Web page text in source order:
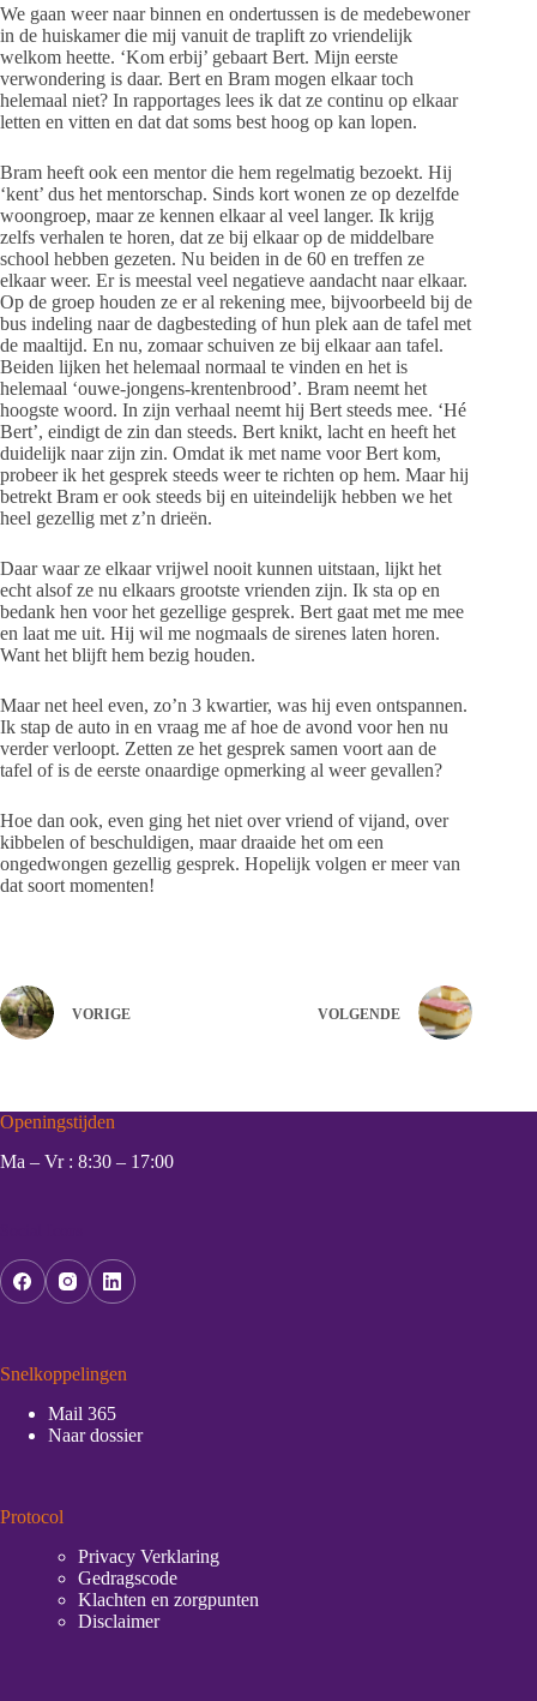
We gaan weer naar binnen en ondertussen is de medebewoner
in de huiskamer die mij vanuit de traplift zo vriendelijk
welkom heette. ‘Kom erbij’ gebaart Bert. Mijn eerste
verwondering is daar. Bert en Bram mogen elkaar toch
helemaal niet? In rapportages lees ik dat ze continu op elkaar
letten en vitten en dat dat soms best hoog op kan lopen.
Bram heeft ook een mentor die hem regelmatig bezoekt. Hij
‘kent’ dus het mentorschap. Sinds kort wonen ze op dezelfde
woongroep, maar ze kennen elkaar al veel langer. Ik krijg
zelfs verhalen te horen, dat ze bij elkaar op de middelbare
school hebben gezeten. Nu beiden in de 60 en treffen ze
elkaar weer. Er is meestal veel negatieve aandacht naar elkaar.
Op de groep houden ze er al rekening mee, bijvoorbeeld bij de
bus indeling naar de dagbesteding of hun plek aan de tafel met
de maaltijd. En nu, zomaar schuiven ze bij elkaar aan tafel.
Beiden lijken het helemaal normaal te vinden en het is
helemaal ‘ouwe-jongens-krentenbrood’. Bram neemt het
hoogste woord. In zijn verhaal neemt hij Bert steeds mee. ‘Hé
Bert’, eindigt de zin dan steeds. Bert knikt, lacht en heeft het
duidelijk naar zijn zin. Omdat ik met name voor Bert kom,
probeer ik het gesprek steeds weer te richten op hem. Maar hij
betrekt Bram er ook steeds bij en uiteindelijk hebben we het
heel gezellig met z’n drieën.
Daar waar ze elkaar vrijwel nooit kunnen uitstaan, lijkt het
echt alsof ze nu elkaars grootste vrienden zijn. Ik sta op en
bedank hen voor het gezellige gesprek. Bert gaat met me mee
en laat me uit. Hij wil me nogmaals de sirenes laten horen.
Want het blijft hem bezig houden.
Maar net heel even, zo’n 3 kwartier, was hij even ontspannen.
Ik stap de auto in en vraag me af hoe de avond voor hen nu
verder verloopt. Zetten ze het gesprek samen voort aan de
tafel of is de eerste onaardige opmerking al weer gevallen?
Hoe dan ook, even ging het niet over vriend of vijand, over
kibbelen of beschuldigen, maar draaide het om een
ongedwongen gezellig gesprek. Hopelijk volgen er meer van
dat soort momenten!
VORIGE VOLGENDE
Openingstijden
Ma – Vr : 8:30 – 17:00
Snelkoppelingen
Mail 365
Naar dossier
Protocol
Privacy Verklaring
Gedragscode
Klachten en zorgpunten
Disclaimer